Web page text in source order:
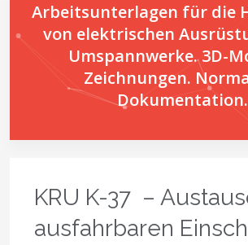
Arbeitsunterlagen für die
von elektrischen
Umspannwerke. 3D-
Zeichnungen.
Dokumentation.
KRU K-37 –
ausfahrbaren